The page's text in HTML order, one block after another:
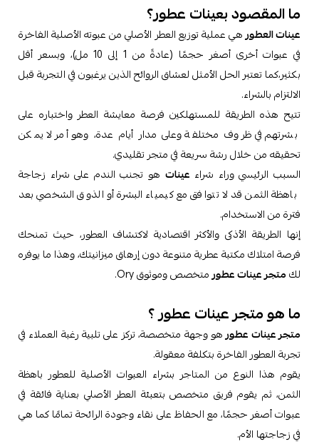
ما المقصود بعينات عطور؟
عينات العطورهي عملية توزيع العطر الأصلي من عبوته الأصلية الفاخرة
في عبوات أخرى أصغر حجمًا (عادةً من 1 إلى 10 مل)، وبسعر أقل
بكثير،كما تعتبر الحل الأمثل لعشاق الروائح الذين يرغبون في التجربة قبل
الالتزام بالشراء.
تتيح هذه الطريقة للمستهلكين فرصة معايشة العطر واختباره على
بشرتهم في ظروف مختلفة وعلى مدار أيام عدة، وهو أمر لا يمكن
تحقيقه من خلال رشة سريعة في متجر تقليدي.
السبب الرئيسي وراء شراء عينات هو تجنب الندم على شراء زجاجة
باهظة الثمن قد لا تتوافق مع كيمياء البشرة أو الذوق الشخصي بعد
فترة من الاستخدام.
إنها الطريقة الأذكى والأكثر اقتصادية لاكتشاف العطور، حيث تمنحك
فرصة امتلاك مكتبة عطرية متنوعة دون إرهاق ميزانيتك، وهذا ما يوفره
لكمتجر عينات عطورمتخصص وموثوق Ory.
ما هو متجر عينات عطور ؟
متجر عينات عطورهو وجهة متخصصة، تركز على تلبية رغبة العملاء في
تجربة العطور الفاخرة بتكلفة معقولة.
يقوم هذا النوع من المتاجر بشراء العبوات الأصلية للعطور باهظة
الثمن، ثم يقوم فريق متخصص بتعبئة العطر الأصلي بعناية فائقة في
عبوات أصغر حجمًا، مع الحفاظ على نقاء وجودة الرائحة تمامًا كما هي
في زجاجتها الأم.